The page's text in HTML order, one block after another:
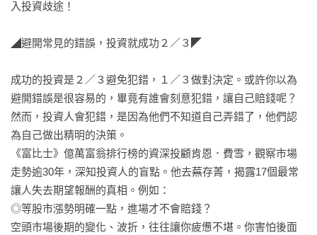
入投資歧途！
◢避開常見的錯誤，投資就成功２／３◤
成功的投資是２／３避免犯錯，１／３做對決定。或許你以為
避開錯誤是很容易的，畢竟有誰會刻意犯錯，讓自己賠錢呢？
然而，投資人會犯錯，是因為他們不知道自己弄錯了，他們認
為自己做出精明的決策。
《富比士》億萬富翁排行榜的資深投顧肯恩．費雪，觀察市場
走勢逾30年，深知投資人的盲點。他去蕪存菁，揭露17個最常
讓人失去期望報酬的真相。例如：
◎等股市漲勢明確一點，進場才不會賠錢？
空頭市場後期的變化、波折，往往讓你疲憊不堪。你害怕後面